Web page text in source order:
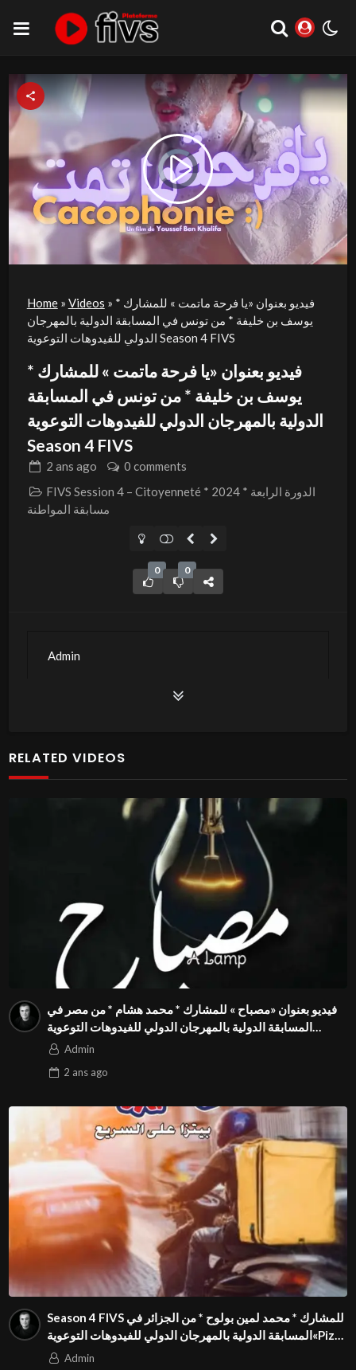
Video
Player
is
loading.
Play
Video
Home» Videos » فيديو بعنوان «يا فرحة ماتمت » للمشارك *
يوسف بن خليفة * من تونس في المسابقة الدولية بالمهرجان
الدولي للفيدوهات التوعوية Season 4 FIVS
فيديو بعنوان «يا فرحة ماتمت » للمشارك *
يوسف بن خليفة * من تونس في المسابقة
الدولية بالمهرجان الدولي للفيدوهات التوعوية
Season 4 FIVS
2 ans ago
0 comments
FIVS Session 4 – Citoyenneté * 2024 * الدورة الرابعة
مسابقة المواطنة
0 0
Admin
RELATED VIDEOS
فيديو بعنوان «مصباح » للمشارك * محمد هشام * من مصر في
المسابقة الدولية بالمهرجان الدولي للفيدوهات التوعوية
Season 4 FIVS
Admin
2 ansago
Season 4 FIVS للمشارك * محمد لمين بولوح * من الجزائر في
المسابقة الدولية بالمهرجان الدولي للفيدوهات التوعوية«Pizza
Admin